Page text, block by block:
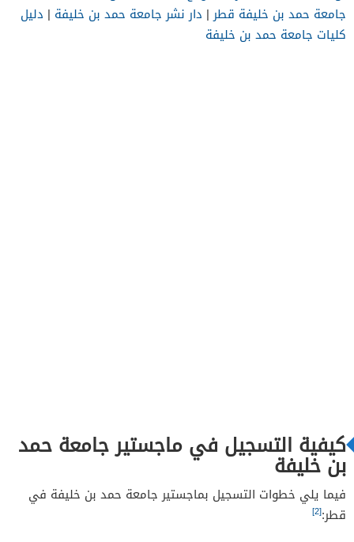
جامعة حمد بن خليفة قطر| دار نشر جامعة حمد بن خليفة | دليل
كليات جامعة حمد بن خليفة
كيفية التسجيل في ماجستير جامعة حمد
بن خليفة
فيما يلي خطوات التسجيل بماجستير جامعة حمد بن خليفة في
قطر:[2]